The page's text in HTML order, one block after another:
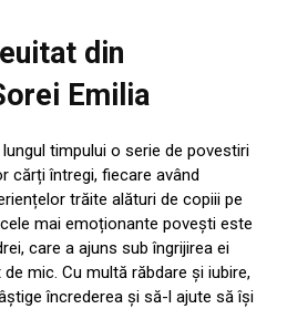
din
Emilia
timpului o serie de povestiri
cărți întregi, fiecare având
trăite alături de copiii pe
mai emoționante povești este
care a ajuns sub îngrijirea ei
mic. Cu multă răbdare și iubire,
încrederea și să-l ajute să își